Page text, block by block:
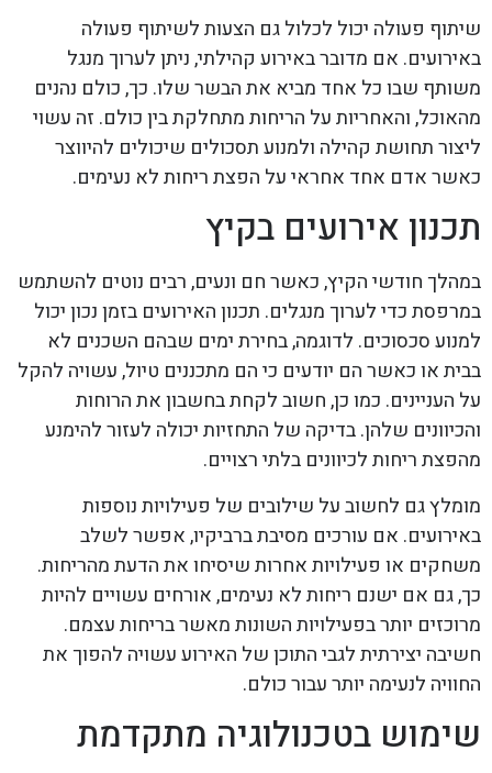
שיתוף פעולה יכול לכלול גם הצעות לשיתוף פעולה
באירועים. אם מדובר באירוע קהילתי, ניתן לערוך מנגל
משותף שבו כל אחד מביא את הבשר שלו. כך, כולם נהנים
מהאוכל, והאחריות על הריחות מתחלקת בין כולם. זה עשוי
ליצור תחושת קהילה ולמנוע תסכולים שיכולים להיווצר
כאשר אדם אחד אחראי על הפצת ריחות לא נעימים.
תכנון אירועים בקיץ
במהלך חודשי הקיץ, כאשר חם ונעים, רבים נוטים להשתמש
במרפסת כדי לערוך מנגלים. תכנון האירועים בזמן נכון יכול
למנוע סכסוכים. לדוגמה, בחירת ימים שבהם השכנים לא
בבית או כאשר הם יודעים כי הם מתכננים טיול, עשויה להקל
על העניינים. כמו כן, חשוב לקחת בחשבון את הרוחות
והכיוונים שלהן. בדיקה של התחזיות יכולה לעזור להימנע
מהפצת ריחות לכיוונים בלתי רצויים.
מומלץ גם לחשוב על שילובים של פעילויות נוספות
באירועים. אם עורכים מסיבת ברביקיו, אפשר לשלב
משחקים או פעילויות אחרות שיסיחו את הדעת מהריחות.
כך, גם אם ישנם ריחות לא נעימים, אורחים עשויים להיות
מרוכזים יותר בפעילויות השונות מאשר בריחות עצמם.
חשיבה יצירתית לגבי התוכן של האירוע עשויה להפוך את
החוויה לנעימה יותר עבור כולם.
שימוש בטכנולוגיה מתקדמת